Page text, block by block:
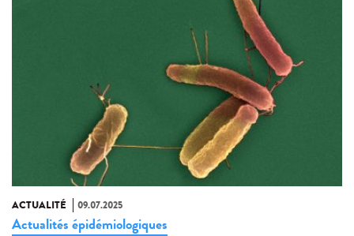
ACTUALITÉ 09.07.2025
Actualités épidémiologiques